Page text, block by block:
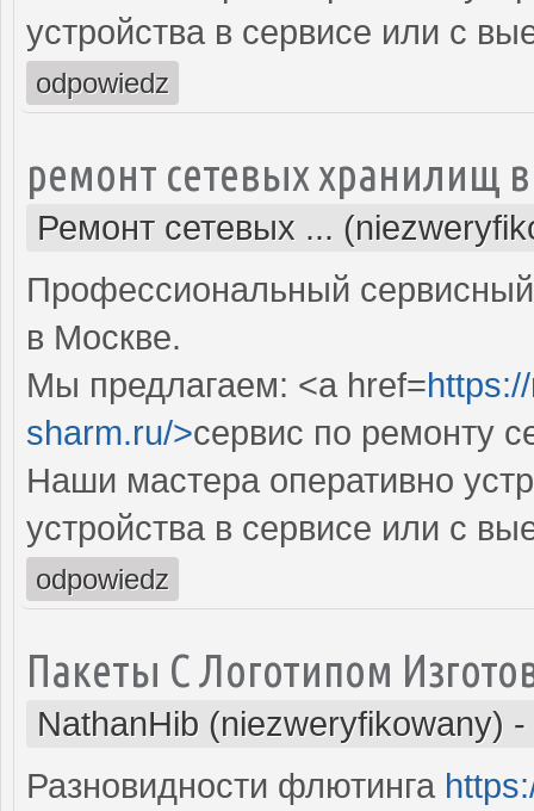
устройства в сервисе или с
odpowiedz
ремонт сетевых хранилищ
Ремонт сетевых ...
Профессиональный
в Москве.
Мы предлагаем: <a href=
sharm.ru/>сервис по ремонту
Наши мастера оперативно
устройства в сервисе или с
odpowiedz
Пакеты С Логотипом
NathanHib (niezweryfikowany) -
Разновидности флютинга